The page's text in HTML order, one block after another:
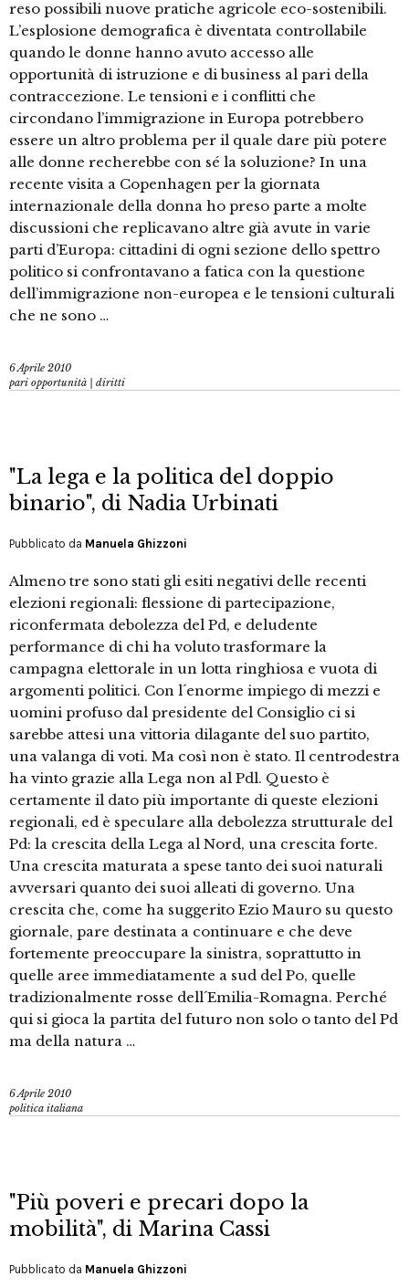
reso possibili nuove pratiche agricole eco-sostenibili.
L’esplosione demografica è diventata controllabile
quando le donne hanno avuto accesso alle
opportunità di istruzione e di business al pari della
contraccezione. Le tensioni e i conflitti che
circondano l’immigrazione in Europa potrebbero
essere un altro problema per il quale dare più potere
alle donne recherebbe con sé la soluzione? In una
recente visita a Copenhagen per la giornata
internazionale della donna ho preso parte a molte
discussioni che replicavano altre già avute in varie
parti d’Europa: cittadini di ogni sezione dello spettro
politico si confrontavano a fatica con la questione
dell’immigrazione non-europea e le tensioni culturali
che ne sono …
6 Aprile 2010
pari opportunità | diritti
"La lega e la politica del doppio
binario", di Nadia Urbinati
Pubblicato da Manuela Ghizzoni
Almeno tre sono stati gli esiti negativi delle recenti
elezioni regionali: flessione di partecipazione,
riconfermata debolezza del Pd, e deludente
performance di chi ha voluto trasformare la
campagna elettorale in un lotta ringhiosa e vuota di
argomenti politici. Con l´enorme impiego di mezzi e
uomini profuso dal presidente del Consiglio ci si
sarebbe attesi una vittoria dilagante del suo partito,
una valanga di voti. Ma così non è stato. Il centrodestra
ha vinto grazie alla Lega non al Pdl. Questo è
certamente il dato più importante di queste elezioni
regionali, ed è speculare alla debolezza strutturale del
Pd: la crescita della Lega al Nord, una crescita forte.
Una crescita maturata a spese tanto dei suoi naturali
avversari quanto dei suoi alleati di governo. Una
crescita che, come ha suggerito Ezio Mauro su questo
giornale, pare destinata a continuare e che deve
fortemente preoccupare la sinistra, soprattutto in
quelle aree immediatamente a sud del Po, quelle
tradizionalmente rosse dell´Emilia-Romagna. Perché
qui si gioca la partita del futuro non solo o tanto del Pd
ma della natura …
6 Aprile 2010
politica italiana
"Più poveri e precari dopo la
mobilità", di Marina Cassi
Pubblicato da Manuela Ghizzoni